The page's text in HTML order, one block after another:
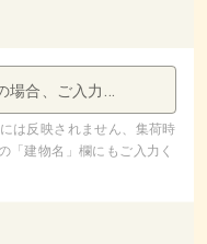
法人または団体名義でのお申込みの場合、ご入力ください
は反映されません、集荷時
「建物名」欄にもご入力く